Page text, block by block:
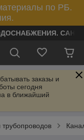
по РБ.
заказы и
сегодня
в ближайший